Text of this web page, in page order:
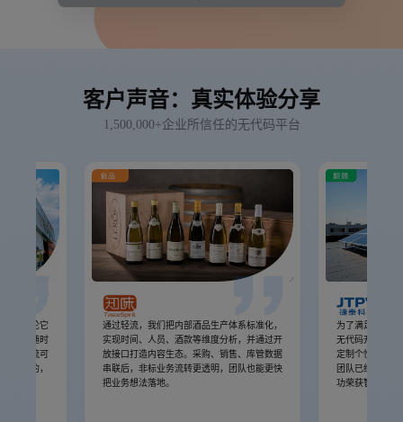
客户声音：真实体验分享
1,500,000+企业所信任的无代码平台
系统无论它
有办法随时
但是轻流可
演化的，
通过轻流，我们把内部酒品生产体系标准化，
实现时间、人员、酒款等维度分析，并通过开
放接口打造内容生态。采购、销售、库管数据
串联后，非标业务流转更透明，团队也能更快
把业务想法落地。
为了满足企业业
无代码开发平台
定制个性化系统
团队已经连续
功荣获智慧工厂